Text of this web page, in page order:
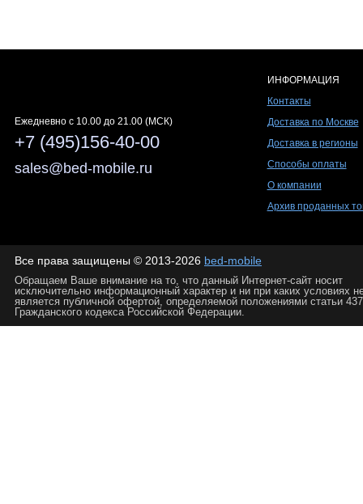
Ежедневно c 10.00 до 21.00 (МСК)
+7 (495)156-40-00
sales@bed-mobile.ru
ИНФОРМАЦИЯ
Контакты
Доставка по Москве
Доставка в регионы
Способы оплаты
О компании
Архив проданных
Все права защищены © 2013-2026 bed-mobile
Обращаем Ваше внимание на то, что данный Интернет-сайт носит
исключительно информационный характер и ни при каких условиях
является публичной офертой, определяемой положениями статьи 437
Гражданского кодекса Российской Федерации.